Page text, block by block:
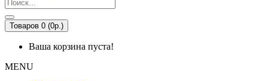
Товаров 0 (0р.)
Ваша корзина пуста!
MENU